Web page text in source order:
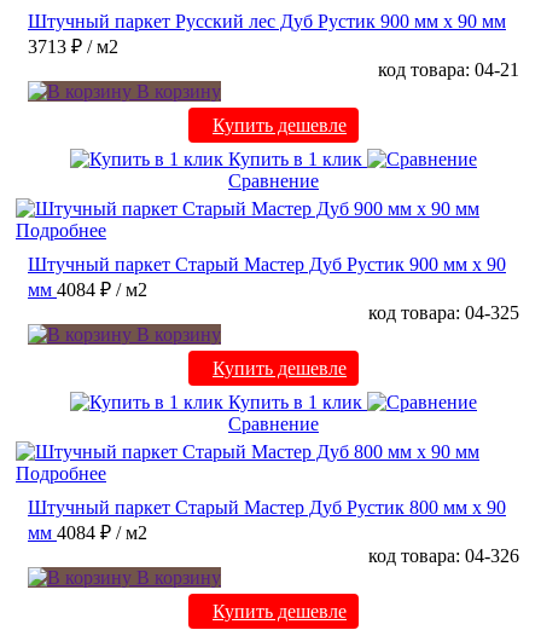
Штучный паркет Русский лес Дуб Рустик 900 мм х 90 мм
3713 ₽ / м2
код товара: 04-21
В корзину
Купить дешевле
Купить в 1 клик
Сравнение
Подробнее
Штучный паркет Старый Мастер Дуб Рустик 900 мм х 90
мм 4084 ₽ / м2
код товара: 04-325
В корзину
Купить дешевле
Купить в 1 клик
Сравнение
Подробнее
Штучный паркет Старый Мастер Дуб Рустик 800 мм х 90
мм 4084 ₽ / м2
код товара: 04-326
В корзину
Купить дешевле